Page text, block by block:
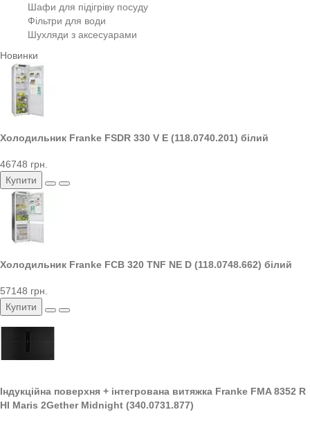
Шафи для підігріву посуду
Фільтри для води
Шухляди з аксесуарами
Новинки
Холодильник Franke FSDR 330 V E (118.0740.201) білий
46748 грн.
Купити
Холодильник Franke FCB 320 TNF NE D (118.0748.662) білий
57148 грн.
Купити
Індукційна поверхня + інтегрована витяжка Franke FMA 8352 R
HI Maris 2Gether Midnight (340.0731.877)